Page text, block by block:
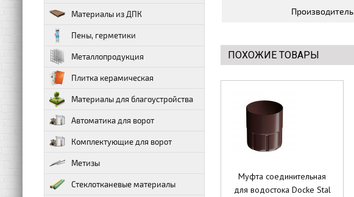
Материалы из ДПК
Пены, герметики
Металлопродукция
Плитка керамическая
Материалы для благоустройства
Автоматика для ворот
Комплектующие для ворот
Метизы
Стеклотканевые материалы
Производитель
ПОХОЖИЕ ТОВАРЫ
Муфта соединительная
для водостока Docke Stal